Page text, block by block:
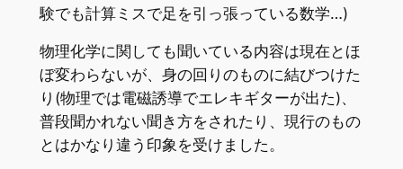
験でも計算ミスで足を引っ張っている数学…)
物理化学に関しても聞いている内容は現在とほ
ぼ変わらないが、身の回りのものに結びつけた
り(物理では電磁誘導でエレキギターが出た)、
普段聞かれない聞き方をされたり、現行のもの
とはかなり違う印象を受けました。